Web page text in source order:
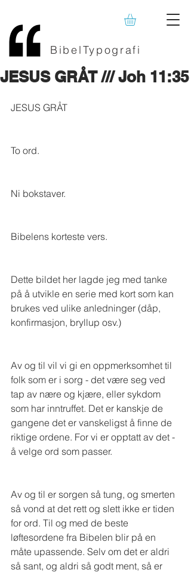
BibelTypografi
JESUS GRÅT /// Joh 11:35
JESUS GRÅT
To ord.
Ni bokstaver.
Bibelens korteste vers.
Dette bildet her lagde jeg med tanke
på å utvikle en serie med kort som kan
brukes ved ulike anledninger (dåp,
konfirmasjon, bryllup osv.)
Av og til vil vi gi en oppmerksomhet til
folk som er i sorg - det være seg ved
tap av nære og kjære, eller sykdom
som har inntruffet. Det er kanskje de
gangene det er vanskeligst å finne de
riktige ordene. For vi er opptatt av det -
å velge ord som passer.
Av og til er sorgen så tung, og smerten
så vond at det rett og slett ikke er tiden
for ord. Til og med de beste
løftesordene fra Bibelen blir på en
måte upassende. Selv om det er aldri
så sant, og aldri så godt ment, så er